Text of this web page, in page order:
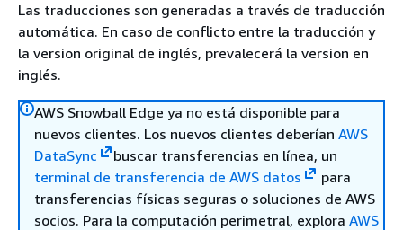
Las traducciones son generadas a través de traducción
automática. En caso de conflicto entre la traducción y
la version original de inglés, prevalecerá la version en
inglés.
AWS Snowball Edge ya no está disponible para
nuevos clientes. Los nuevos clientes deberían AWS
DataSync
buscar transferencias en línea, un
terminal de transferencia de AWS datos
para
transferencias físicas seguras o soluciones de AWS
socios. Para la computación perimetral, explora AWS